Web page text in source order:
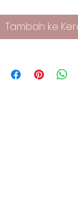
Tambah ke